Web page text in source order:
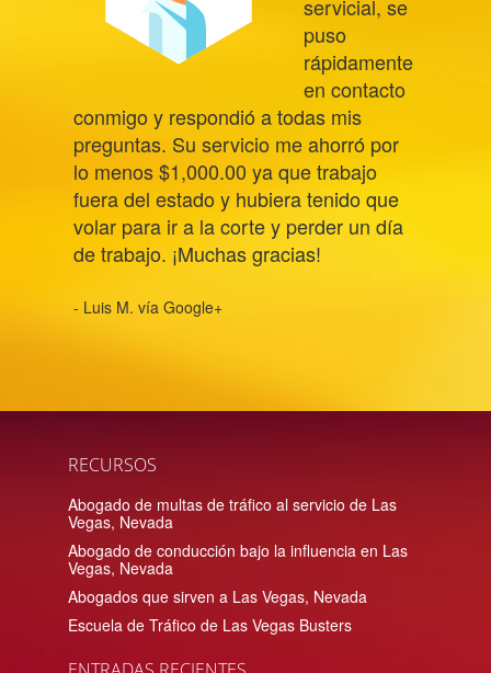
servicial, se
puso
rápidamente
en contacto
conmigo y respondió a todas mis
preguntas. Su servicio me ahorró por
lo menos $1,000.00 ya que trabajo
fuera del estado y hubiera tenido que
volar para ir a la corte y perder un día
de trabajo. ¡Muchas gracias!
- Luis M. vía Google+
RECURSOS
Abogado de multas de tráfico al servicio de Las
Vegas, Nevada
Abogado de conducción bajo la influencia en Las
Vegas, Nevada
Abogados que sirven a Las Vegas, Nevada
Escuela de Tráfico de Las Vegas Busters